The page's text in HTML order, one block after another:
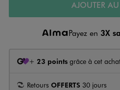
AJOUTER
Payez en 3X
+ 23 points grâce à cet
Retours OFFERTS 30 jours